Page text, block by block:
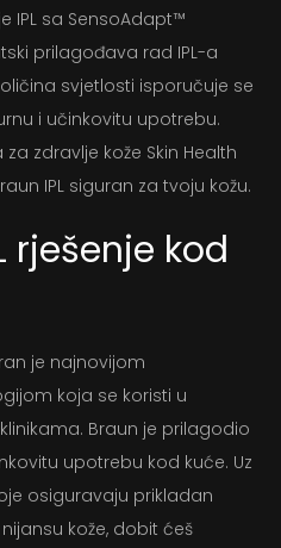
IPL sa SensoAdapt™
prilagođava rad IPL-a
svjetlosti isporučuje se
i učinkovitu upotrebu.
zdravlje kože Skin Health
IPL siguran za tvoju kožu.
rješenje kod
je najnovijom
koja se koristi u
Braun je prilagodio
upotrebu kod kuće. Uz
osiguravaju prikladan
kože, dobit ćeš